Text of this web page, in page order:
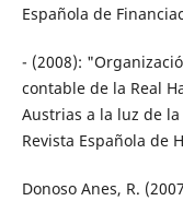
Española de
- (2008):
contable de la Real
Austrias a la luz de
Revista Española de
Donoso Anes, R.